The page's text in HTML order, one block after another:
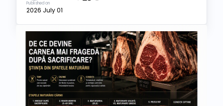
Published on
2026 July 01